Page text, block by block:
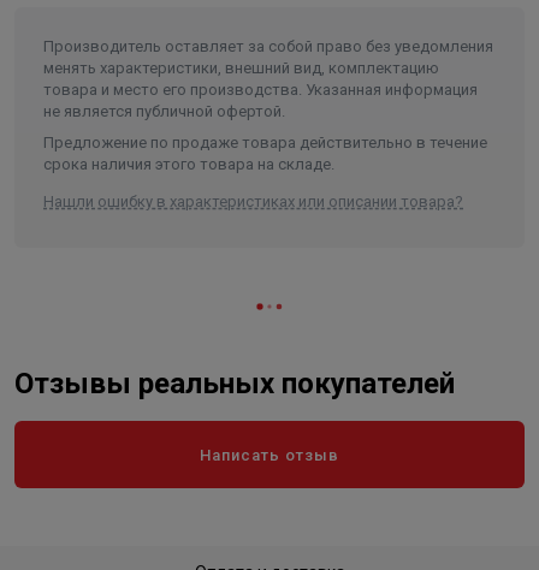
Производитель оставляет за собой право без уведомления
менять характеристики, внешний вид, комплектацию
товара и место его производства. Указанная информация
не является публичной офертой.
Предложение по продаже товара действительно в течение
срока наличия этого товара на складе.
Нашли ошибку в характеристиках или описании товара?
Отзывы реальных покупателей
Написать отзыв